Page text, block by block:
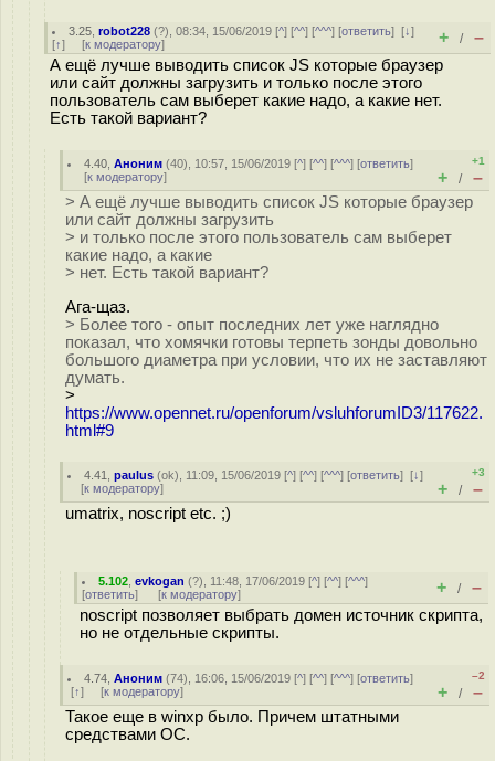
3.25 ,robot228 (?), 08:34, 15/06/2019 [^] [^^] [^^^] [ответить][↓]
[↑] [к модератору] + / –
А ещё лучше выводить список JS которые браузер
или сайт должны загрузить и только после этого
пользователь сам выберет какие надо, а какие нет.
Есть такой вариант?
4.40 ,Аноним (40), 10:57, 15/06/2019 [^] [^^] [^^^] [ответить]
[к модератору]
+1
+ / –
> А ещё лучше выводить список JS которые браузер
или сайт должны загрузить
> и только после этого пользователь сам выберет
какие надо, а какие
> нет. Есть такой вариант?
Ага-щаз.
> Более того - опыт последних лет уже наглядно
показал, что хомячки готовы терпеть зонды довольно
большого диаметра при условии, что их не заставляют
думать.
>
https://www.opennet.ru/openforum/vsluhforumID3/117622.
html#9
4.41 ,paulus (ok), 11:09, 15/06/2019 [^] [^^] [^^^] [ответить][↓]
[к модератору]
+3
+ / –
umatrix, noscript etc. ;)
5.102 ,evkogan (?), 11:48, 17/06/2019 [^] [^^] [^^^]
[ответить] [к модератору] + / –
noscript позволяет выбрать домен источник скрипта,
но не отдельные скрипты.
4.74 ,Аноним (74), 16:06, 15/06/2019 [^] [^^] [^^^] [ответить]
[↑] [к модератору]
–2
+ / –
Такое еще в winxp было. Причем штатными
средствами ОС.